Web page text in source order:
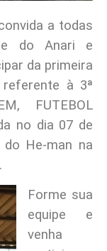
a todas
do Anari e
da primeira
à 3ª
FUTEBOL
no dia 07 de
He-man na
Forme sua
equipe e
venha